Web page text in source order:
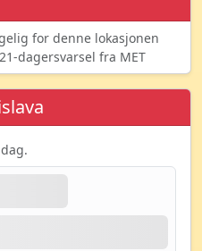
for denne lokasjonen
dagersvarsel fra MET